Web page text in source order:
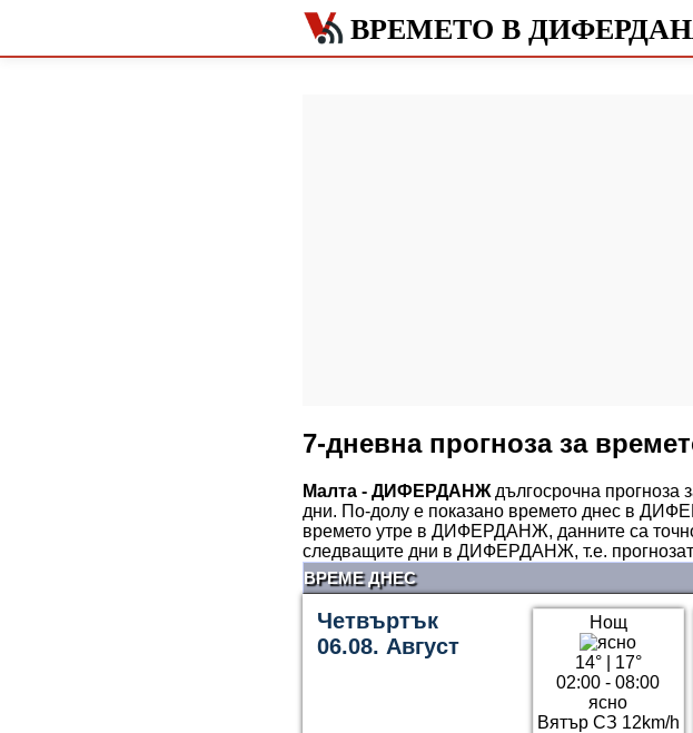
ВРЕМЕТО В
7-дневна прогноза за
Малта - ДИФЕРДАНЖ дългосрочна
дни. По-долу е показано времето днес в
времето утре в ДИФЕРДАНЖ, данните са
следващите дни в ДИФЕРДАНЖ, т.е.
ВРЕМЕ ДНЕС
Четвъртък
06.08. Август
Нощ
14°| 17°
02:00 - 08:00
ясно
Вятър СЗ 12km/h